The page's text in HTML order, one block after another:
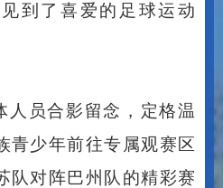
到了喜爱的足球运动
人员合影留念，定格温
青少年前往专属观赛区
队对阵巴州队的精彩赛